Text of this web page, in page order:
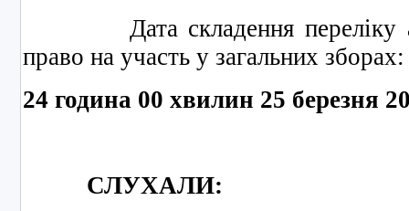
Дата складення переліку
право на участь у загальних зборах:
24 година 00 хвилин 25 березня
СЛУХАЛИ: